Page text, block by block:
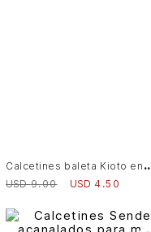
alcetines baleta Kioto
USD 9.00 USD 4 .50